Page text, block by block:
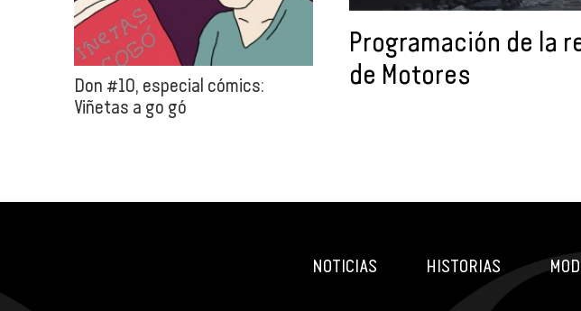
Don #10, especial cómics:
Viñetas a go gó
Programación de la
de Motores
NOTICIAS HISTORIAS